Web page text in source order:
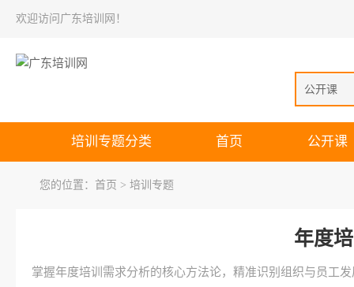
欢迎访问广东培训网！
公开课
培训专题分类 首页 公开课
您的位置： 首页 > 培训专题
年度
掌握年度培训需求分析的核心方法论，精准识别组织与员工